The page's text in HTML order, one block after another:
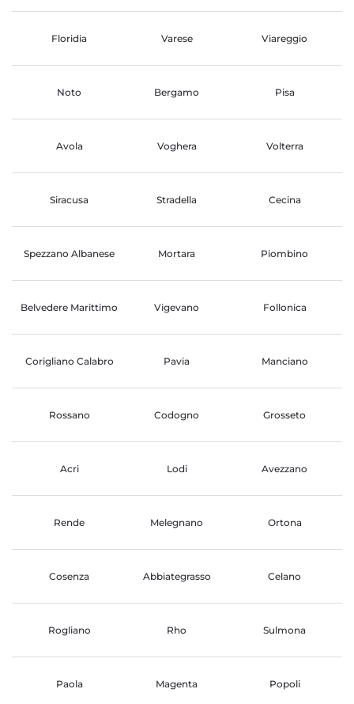
Floridia Varese Viareggio
Noto Bergamo Pisa
Avola Voghera Volterra
Siracusa Stradella Cecina
Spezzano Albanese Mortara Piombino
Belvedere Marittimo Vigevano Follonica
Corigliano Calabro Pavia Manciano
Rossano Codogno Grosseto
Acri Lodi Avezzano
Rende Melegnano Ortona
Cosenza Abbiategrasso Celano
Rogliano Rho Sulmona
Paola Magenta Popoli